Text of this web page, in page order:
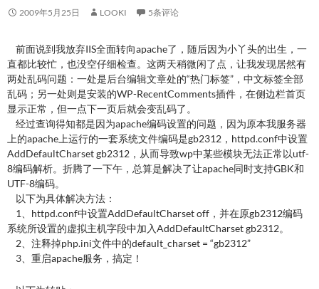
2009年5月25日 LOOKI 5条评论
前面说到我放弃IIS全面转向apache了，随后因为小丫头的出生，一
直都比较忙，也没空仔细检查。这两天稍微闲了点，让我发现居然有
两处乱码问题：一处是后台编辑文章处的“热门标签”，中文标签全部
乱码；另一处则是安装的WP-RecentComments插件，在侧边栏首页
显示正常，但一点下一页后就会变乱码了。
经过查询得知都是因为apache编码设置的问题，因为原本我服务器
上的apache上运行的一套系统文件编码是gb2312，httpd.conf中设置
AddDefaultCharset gb2312，从而导致wp中某些模块无法正常以utf-
8编码解析。折腾了一下午，总算是解决了让apache同时支持GBK和
UTF-8编码。
以下为具体解决方法：
1、httpd.conf中设置AddDefaultCharset off，并在原gb2312编码
系统所设置的虚拟主机字段中加入AddDefaultCharset gb2312。
2、注释掉php.ini文件中的default_charset = “gb2312”
3、重启apache服务，搞定！